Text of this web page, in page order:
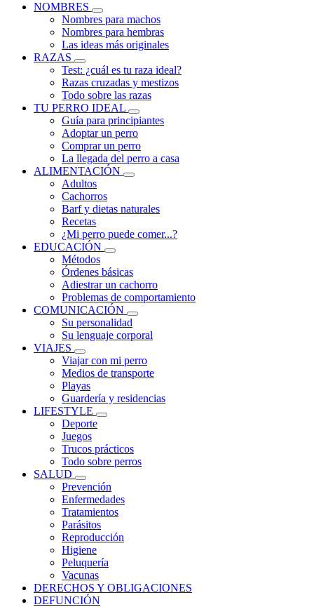
NOMBRES
Nombres para machos
Nombres para hembras
Las ideas más originales
RAZAS
Test: ¿cuál es tu raza ideal?
Razas cruzadas y mestizos
Todo sobre las razas
TU PERRO IDEAL
Guía para principiantes
Adoptar un perro
Comprar un perro
La llegada del perro a casa
ALIMENTACIÓN
Adultos
Cachorros
Barf y dietas naturales
Recetas
¿Mi perro puede comer...?
EDUCACIÓN
Métodos
Órdenes básicas
Adiestrar un cachorro
Problemas de comportamiento
COMUNICACIÓN
Su personalidad
Su lenguaje corporal
VIAJES
Viajar con mi perro
Medios de transporte
Playas
Guardería y residencias
LIFESTYLE
Deporte
Juegos
Trucos prácticos
Todo sobre perros
SALUD
Prevención
Enfermedades
Tratamientos
Parásitos
Reproducción
Higiene
Peluquería
Vacunas
DERECHOS Y OBLIGACIONES
DEFUNCIÓN